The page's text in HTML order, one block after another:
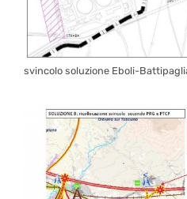
svincolo soluzione Eboli-